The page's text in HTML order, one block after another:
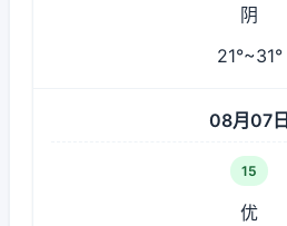
阴
21°~31°
08月07日
15
优